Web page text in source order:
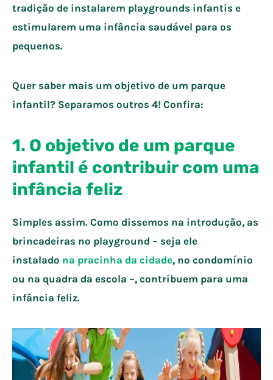
tradição de instalarem playgrounds infantis e
estimularem uma infância saudável para os
pequenos.
Quer saber mais um objetivo de um parque
infantil? Separamos outros 4! Confira:
1. O objetivo de um parque
infantil é contribuir com uma
infância feliz
Simples assim. Como dissemos na introdução, as
brincadeiras no playground – seja ele
instalado na pracinha da cidade, no condomínio
ou na quadra da escola –, contribuem para uma
infância feliz.